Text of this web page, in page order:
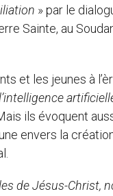
» par le
Sainte, au
et les jeunes à
ils évoquent
envers la
de Jésus-Christ,